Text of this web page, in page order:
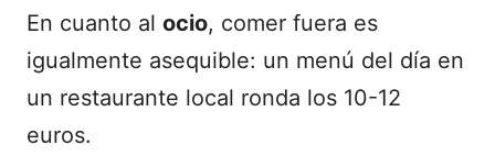
En cuanto al ocio, comer fuera es
igualmente asequible: un menú del día en
un restaurante local ronda los 10-12
euros.